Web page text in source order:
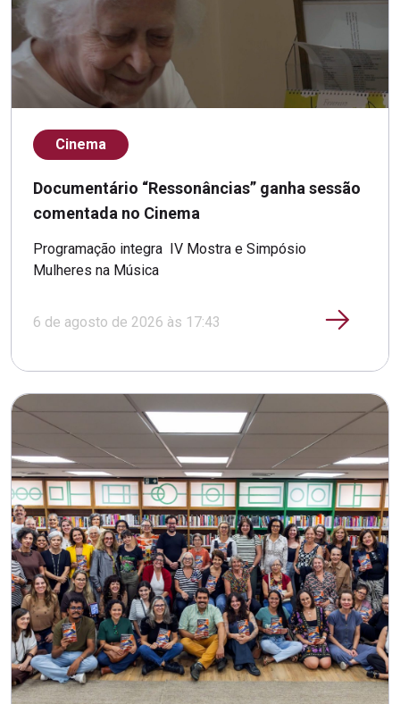
Cinema
Documentário “Ressonâncias” ganha sessão
comentada no Cinema
Programação integra IV Mostra e Simpósio
Mulheres na Música
6 de agosto de 2026 às 17:43